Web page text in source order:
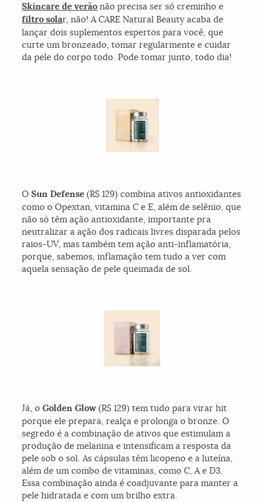
Skincare de verão não precisa ser só creminho e
filtro solar, não! A CARE Natural Beauty acaba de
lançar dois suplementos espertos para você, que
curte um bronzeado, tomar regularmente e cuidar
da pele do corpo todo. Pode tomar junto, todo dia!
OSun Defense(R$ 129) combina ativos antioxidantes
como o Opextan, vitamina C e E, além de selênio, que
não só têm ação antioxidante, importante pra
neutralizar a ação dos radicais livres disparada pelos
raios-UV, mas também tem ação anti-inflamatória,
porque, sabemos, inflamação tem tudo a ver com
aquela sensação de pele queimada de sol.
Já, oGolden Glow (R$ 129) tem tudo para virar hit
porque ele prepara, realça e prolonga o bronze. O
segredo é a combinação de ativos que estimulam a
produção de melanina e intensificam a resposta da
pele sob o sol. As cápsulas têm licopeno e a luteína,
além de um combo de vitaminas, como C, A e D3.
Essa combinação ainda é coadjuvante para manter a
pele hidratada e com um brilho extra.